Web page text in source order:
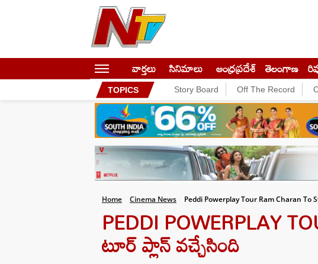
వార్తలు సినిమాలు ఆంధ్రప్రదేశ్ తెలంగాణ
TOPICS Story Board Off The Record
Home Cinema News Peddi Powerplay Tour Ram Charan To
PEDDI POWERPLAY
టూర్ ప్లాన్ వచ్చేసింది